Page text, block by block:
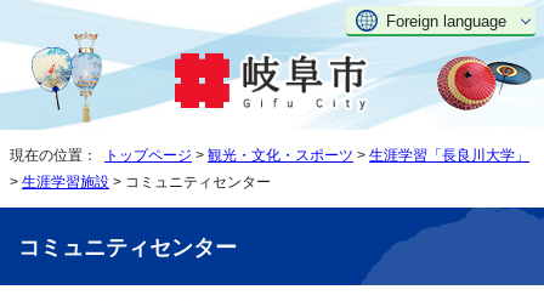
Foreign language
現在の位置： トップページ > 観光・文化・スポーツ > 生涯学習「長良川大学」
> 生涯学習施設 > コミュニティセンター
コミュニティセンター